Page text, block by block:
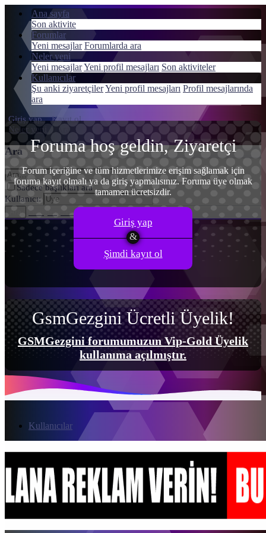
Ana sayfa
Son aktivite
Forumlar
Yeni mesajlar Forumlarda ara
Neler yeni
Yeni mesajlarYeni profil mesajları Son aktiviteler
Kullanıcılar
Şu anki ziyaretçilerYeni profil mesajları Profil mesajlarında
ara
Giriş yap
Kayıt ol
Neler yeni
Ara
Ara
Sadece başlıkları ara
Kullanıcı:
Ara Gelişmiş Arama…
Menü
Giriş yap
Kayıt ol
Foruma hoş geldin, Ziyaretçi
Forum içeriğine ve tüm hizmetlerimize erişim sağlamak için
foruma kayıt olmalı ya da giriş yapmalısınız. Foruma üye olmak
tamamen ücretsizdir.
Giriş yap
Şimdi kayıt ol
GsmGezgini Ücretli Üyelik!
GSMGezgini forumumuzun Vip-Gold Üyelik
kullanıma açılmıştır.
Kullanıcılar